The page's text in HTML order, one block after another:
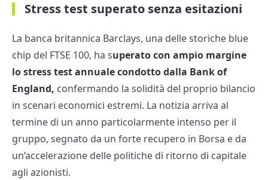
Stress test superato senza esitazioni
La banca britannica Barclays, una delle storiche blue
chip del FTSE 100, ha superato con ampio margine
lo stress test annuale condotto dalla Bank of
England, confermando la solidità del proprio bilancio
in scenari economici estremi. La notizia arriva al
termine di un anno particolarmente intenso per il
gruppo, segnato da un forte recupero in Borsa e da
un’accelerazione delle politiche di ritorno di capitale
agli azionisti.